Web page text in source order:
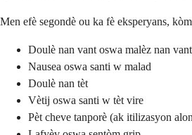
Men efè segondè ou ka fè eksperyans,
Doulè nan vant oswa malèz nan vant
Nausea oswa santi w malad
Doulè nan tèt
Vètij oswa santi w tèt vire
Pèt cheve tanporè (ak itilizasyon